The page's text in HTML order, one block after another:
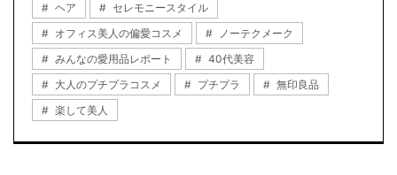
ヘア
セレモニースタイル
オフィス美人の偏愛コスメ
ノーテクメーク
みんなの愛用品レポート
40代美容
大人のプチプラコスメ
プチプラ
無印良品
楽して美人